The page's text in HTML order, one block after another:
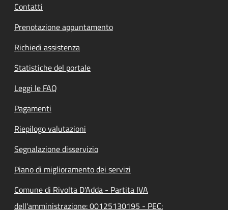
Contatti
Prenotazione appuntamento
Richiedi assistenza
Statistiche del portale
Leggi le FAQ
Pagamenti
Riepilogo valutazioni
Segnalazione disservizio
Piano di miglioramento dei servizi
Comune di Rivolta D'Adda - Partita IVA
dell'amministrazione: 00125130195 - PEC: